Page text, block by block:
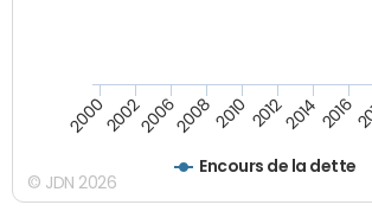
Encours de la dette
20002002200620082010 201220142016
© JDN 2026